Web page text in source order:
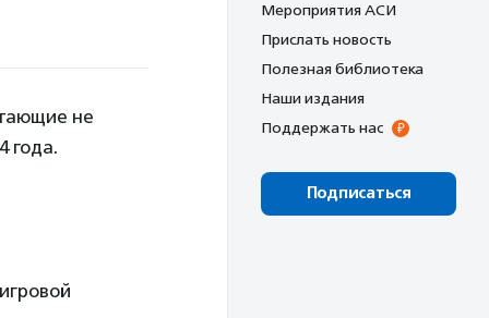
не
года.
Мероприятия АСИ
Прислать новость
Полезная библиотека
Наши издания
Поддержать нас
Подписаться